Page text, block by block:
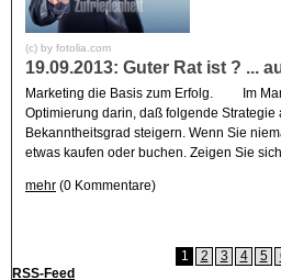
(c) by fotolia.com
19.09.2013: Guter Rat ist ? ...
Marketing die Basis zum Erfolg. Im
Optimierung darin, daß folgende Strategie
Bekanntheitsgrad steigern. Wenn Sie
etwas kaufen oder buchen. Zeigen Sie
mehr (0 Kommentare)
1 2 3 4 5
RSS-Feed